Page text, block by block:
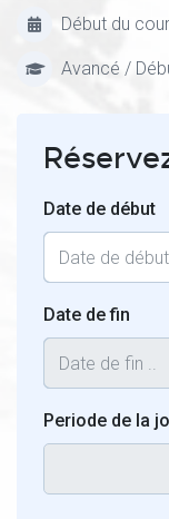
Début du
Avancé /
Date de début
Date de fin
Periode de la